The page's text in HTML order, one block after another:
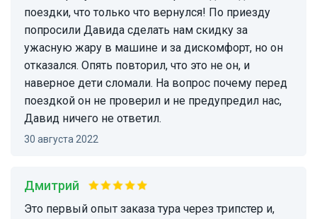
поездки, что только что вернулся! По приезду
попросили Давида сделать нам скидку за
ужасную жару в машине и за дискомфорт, но он
отказался. Опять повторил, что это не он, и
наверное дети сломали. На вопрос почему перед
поездкой он не проверил и не предупредил нас,
Давид ничего не ответил.
30 августа 2022
Дмитрий
Это первый опыт заказа тура через трипстер и,